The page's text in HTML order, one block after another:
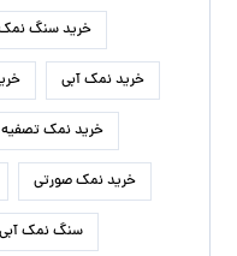
خرید سنگ
خرید نمک آبی
خرید نمک
خرید نمک صورتی
سنگ نمک آبی